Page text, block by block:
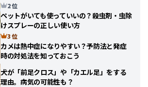
2 位
ペットがいても使っていいの？殺虫剤・虫除
けスプレーの正しい使い方
3 位
カメは熱中症になりやすい？予防法と発症
時の対処法を知っておこう
犬が「前足クロス」や「カエル足」をする
理由。病気の可能性も？